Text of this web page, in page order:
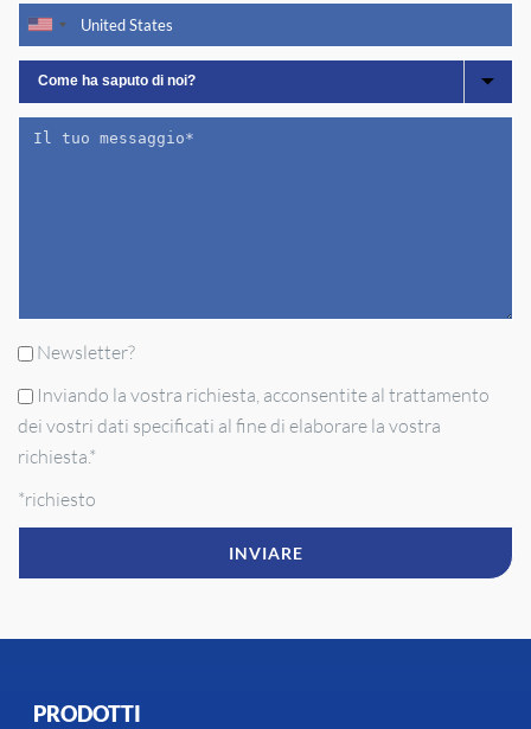
Newsletter?
Inviando la vostra richiesta, acconsentite al trattamento
dei vostri dati specificati al fine di elaborare la vostra
richiesta.*
*richiesto
PRODOTTI